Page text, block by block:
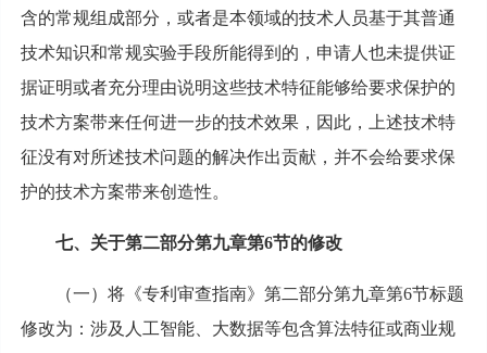
含的常规组成部分，或者是本领域的技术人员基于其普通
技术知识和常规实验手段所能得到的，申请人也未提供证
据证明或者充分理由说明这些技术特征能够给要求保护的
技术方案带来任何进一步的技术效果，因此，上述技术特
征没有对所述技术问题的解决作出贡献，并不会给要求保
护的技术方案带来创造性。
七、关于第二部分第九章第6节的修改
（一）将《专利审查指南》第二部分第九章第6节标题
修改为：涉及人工智能、大数据等包含算法特征或商业规